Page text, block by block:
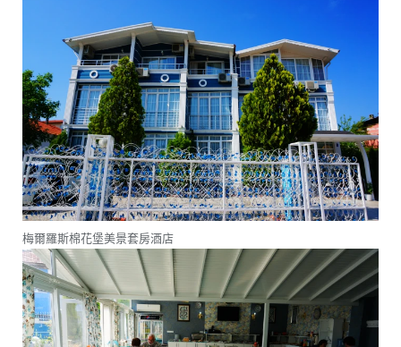
梅爾羅斯棉花堡美景套房酒店